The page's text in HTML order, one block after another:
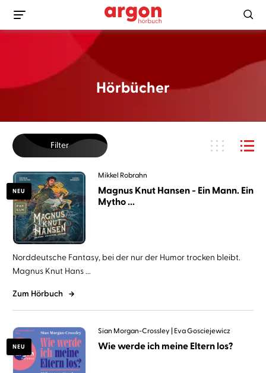
Hörbücher
Filter
NEU
Mikkel Robrahn
Magnus Knut Hansen - Ein Mann. Ein
Mytho ...
Norddeutsche Fantasy, bei der nur der Humor trocken bleibt.
Magnus Knut Hans ...
Zum Hörbuch
NEU
Sian Morgan-Crossley Eva Gosciejewicz
Wie werde ich meine Eltern los?